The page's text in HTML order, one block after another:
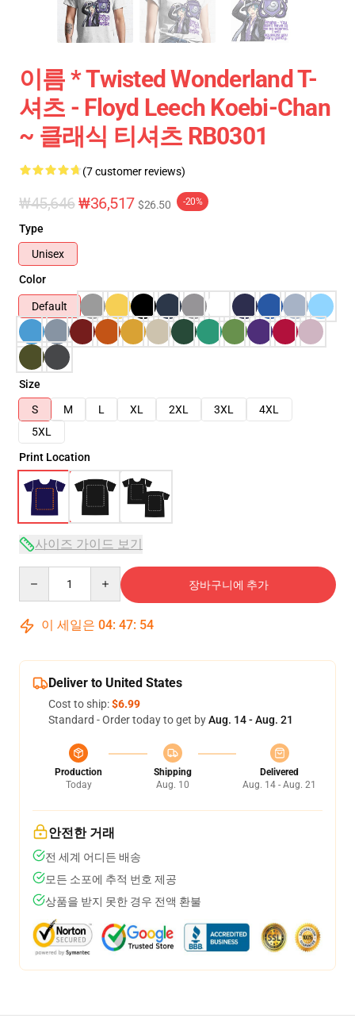
이름 * Twisted Wonderland T-
셔츠 - Floyd Leech Koebi-Chan
~ 클래식 티셔츠 RB0301
(7 customer reviews)
₩45,646₩36,517 $26.50 -20%
Type
Unisex
Color
Default
Size
S
M L XL 2XL 3XL
4XL
5XL
Print Location
사이즈 가이드 보기
장바구니에 추가
이 세일은 04: 47: 54
Deliver to United States
Cost to ship:$6.99
Standard - Order today to get byAug. 14 - Aug. 21
Production
Today
Shipping
Aug. 10
Delivered
Aug. 14 - Aug. 21
안전한 거래
전 세계 어디든 배송
모든 소포에 추적 번호 제공
상품을 받지 못한 경우 전액 환불